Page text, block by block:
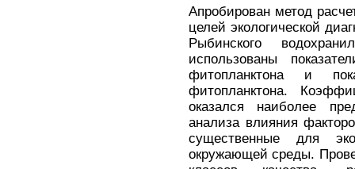
Апробирован метод
целей экологической
Рыбинского
использованы
фитопланктона и
фитопланктона.
оказался наиболее
анализа влияния
существенные для
окружающей среды.